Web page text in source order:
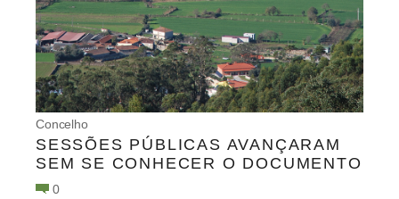
Concelho
SESSÕES PÚBLICAS AVANÇARAM
SEM SE CONHECER O DOCUMENTO
0